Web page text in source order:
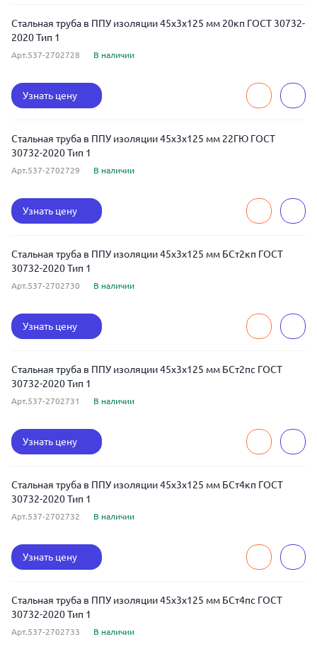
Стальная труба в ППУ изоляции 45x3x125 мм 20кп ГОСТ 30732-
2020 Тип 1
Арт.537-2702728 В наличии
Узнать цену
Стальная труба в ППУ изоляции 45x3x125 мм 22ГЮ ГОСТ
30732-2020 Тип 1
Арт.537-2702729 В наличии
Узнать цену
Стальная труба в ППУ изоляции 45x3x125 мм БСт2кп ГОСТ
30732-2020 Тип 1
Арт.537-2702730 В наличии
Узнать цену
Стальная труба в ППУ изоляции 45x3x125 мм БСт2пс ГОСТ
30732-2020 Тип 1
Арт.537-2702731 В наличии
Узнать цену
Стальная труба в ППУ изоляции 45x3x125 мм БСт4кп ГОСТ
30732-2020 Тип 1
Арт.537-2702732 В наличии
Узнать цену
Стальная труба в ППУ изоляции 45x3x125 мм БСт4пс ГОСТ
30732-2020 Тип 1
Арт.537-2702733 В наличии